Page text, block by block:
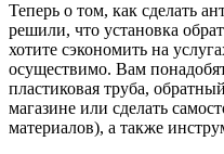
Теперь о том, как сделать
решили, что установка
хотите сэкономить на
осуществимо. Вам
пластиковая труба,
магазине или сделать
материалов), а также